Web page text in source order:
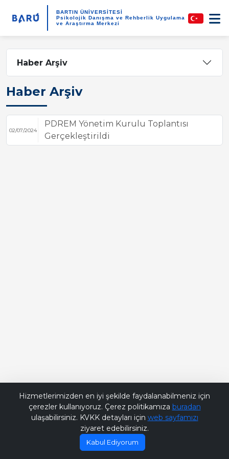
BARTIN ÜNİVERSİTESİ
Psikolojik Danışma ve Rehberlik Uygulama
ve Araştırma Merkezi
Haber Arşiv
Haber Arşiv
02/07/2024
PDREM Yönetim Kurulu Toplantısı
Gerçekleştirildi
Hizmetlerimizden en iyi şekilde faydalanabilmeniz için
çerezler kullanıyoruz. Çerez politikamıza buradan
ulaşabilirsiniz. KVKK detayları için web sayfamızı
ziyaret edebilirsiniz.
Kabul Ediyorum
Bana Soru Sor | Ask Me